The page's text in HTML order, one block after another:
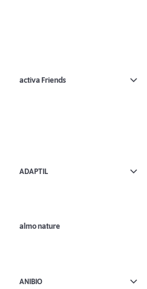
activa Friends
ADAPTIL
almo nature
ANIBIO